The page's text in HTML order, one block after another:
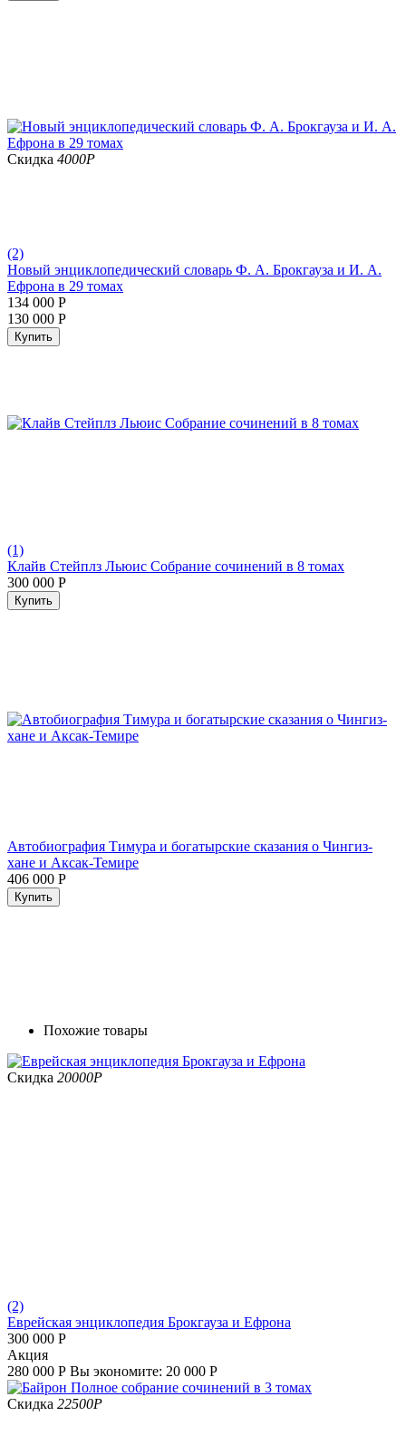
Скидка 4000Р
(2)
Новый энциклопедический словарь Ф. А. Брокгауза и И. А.
Ефрона в 29 томах
134 000 Р
130 000 Р
Купить
(1)
Клайв Стейплз Льюис Собрание сочинений в 8 томах
300 000 Р
Купить
Автобиография Тимура и богатырские сказания о Чингиз-
хане и Аксак-Темире
406 000 Р
Купить
Похожие товары
Скидка 20000Р
(2)
Еврейская энциклопедия Брокгауза и Ефрона
300 000 Р
Aкция
280 000 Р Вы экономите: 20 000 Р
Скидка 22500Р